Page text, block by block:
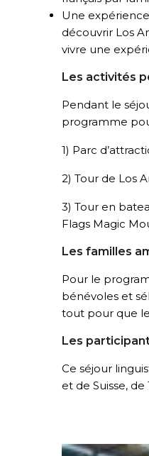
Une
découvrir Los
vivre une
Les activités
Pendant le
programme
1) Parc
2) Tour de Los
3) Tour en
Flags Magic
Les familles
Pour le
bénévoles et
tout pour que
Les
Ce séjour
et de Suisse, de